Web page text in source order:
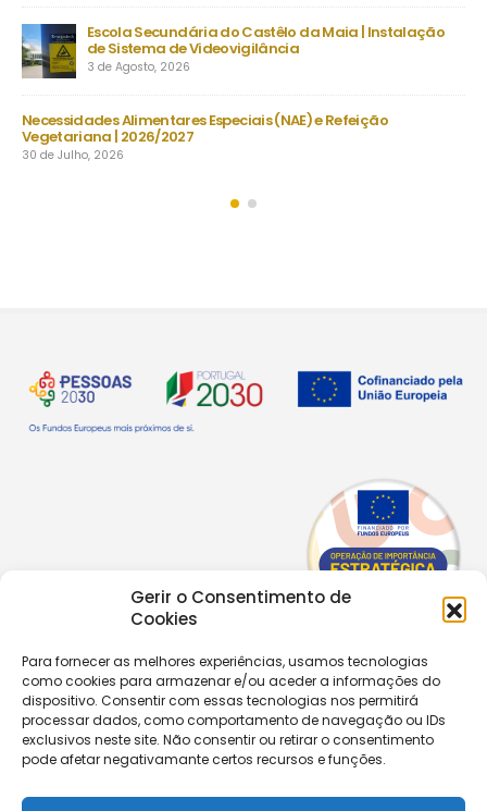
Gerir o Consentimento de
Cookies
Para fornecer as melhores experiências, usamos tecnologias
como cookies para armazenar e/ou aceder a informações do
dispositivo. Consentir com essas tecnologias nos permitirá
processar dados, como comportamento de navegação ou IDs
exclusivos neste site. Não consentir ou retirar o consentimento
pode afetar negativamante certos recursos e funções.
Escola Secundária do Castêlo da Maia | Instalação
de Sistema de Videovigilância
3 de Agosto, 2026
Necessidades Alimentares Especiais (NAE) e Refeição
Vegetariana | 2026/2027
30 de Julho, 2026
Copyright © 2026 |Equipa de Comunicação Digital
Política de Privacidade| PPPDPAECM|PPRCIC
CONTACTOS